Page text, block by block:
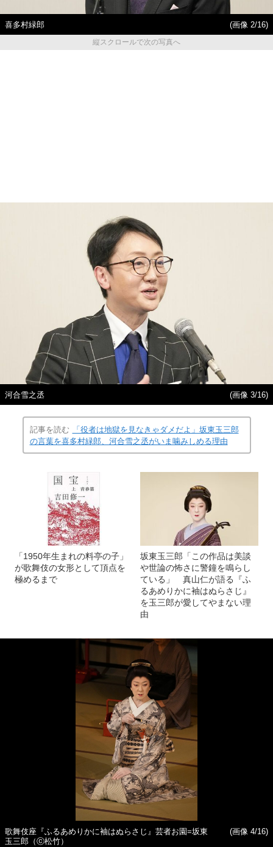
喜多村緑郎
(画像 2/16)
縦スクロールで次の写真へ
河合雪之丞 (画像 3/16)
記事を読む
「役者は地獄を見なきゃダメだよ」坂東玉三郎
の言葉を喜多村緑郎、河合雪之丞がいま噛みしめる理由
「1950年生まれの料亭の子」
が歌舞伎の女形として頂点を
極めるまで
坂東玉三郎「この作品は美談
や世論の怖さに警鐘を鳴らし
ている」 真山仁が語る『ふ
るあめりかに袖はぬらさじ』
を玉三郎が愛してやまない理
由
歌舞伎座『ふるあめりかに袖はぬらさじ』芸者お園=坂東
玉三郎（ⓒ松竹）
(画像 4/16)